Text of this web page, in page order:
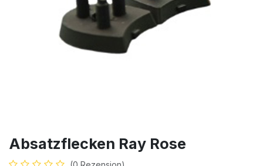
Absatzflecken Ray Rose